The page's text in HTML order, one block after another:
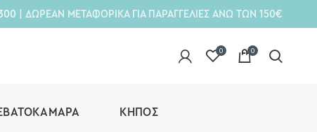
| ΔΩΡΕΑΝ ΜΕΤΑΦΟΡΙΚΑ ΓΙΑ ΠΑΡΑΓΓΕΛΙΕΣ ΑΝΩ ΤΩΝ 150€
0 0
ΚΉΠΟΣ